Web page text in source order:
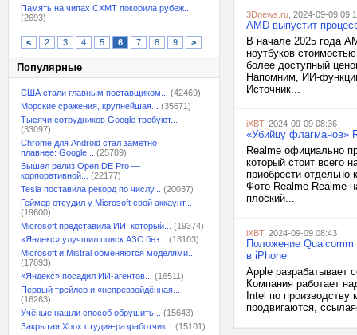
Память на чипах CXMT покорила рубеж...
(2693)
< 2 3 4 5 6 7 8 9 >
Популярные
США стали главным поставщиком...
(42469)
Морские сражения, крупнейшая...
(35671)
Тысячи сотрудников Google требуют...
(33097)
Chrome для Android стал заметно
плавнее: Google...
(25789)
Вышел релиз OpenIDE Pro —
корпоративной...
(22177)
Tesla поставила рекорд по числу...
(20037)
Геймер отсудил у Microsoft свой аккаунт...
(19600)
Microsoft представила ИИ, который...
(19374)
«Яндекс» улучшил поиск АЗС без...
(18103)
Microsoft и Mistral обменяются моделями...
(17893)
«Яндекс» посадил ИИ-агентов...
(16511)
Первый трейлер и «непревзойдённая...
(16263)
Учёные нашли способ обрушить...
(15643)
Закрытая Xbox студия-разработчик...
(15101)
3Dnews.ru , 2024-09-09
AMD выпустит
В начале 2025 года
ноутбуков
более доступный
Напомним, ИИ-
Источник...
iXBT, 2024-09-09 08:36
«Убийцу флагманов»
Realme официально
который стоит всего
приобрести
Фото Realme Realme
плоский...
iXBT, 2024-09-09 08:43
Положение
в iPhone
Apple разрабатывает
Компания работает
Intel по
продвигаются,